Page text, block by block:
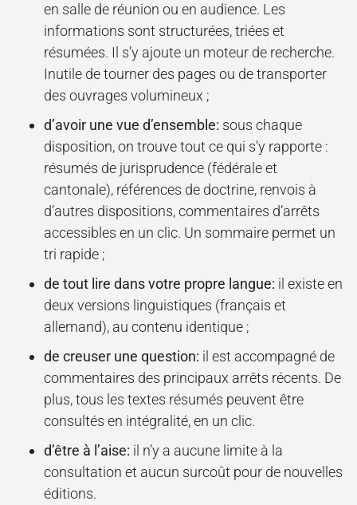
en salle de réunion ou en audience. Les
informations sont structurées, triées et
résumées. Il s’y ajoute un moteur de recherche.
Inutile de tourner des pages ou de transporter
des ouvrages volumineux ;
d’avoir une vue d’ensemble: sous chaque
disposition, on trouve tout ce qui s’y rapporte :
résumés de jurisprudence (fédérale et
cantonale), références de doctrine, renvois à
d’autres dispositions, commentaires d’arrêts
accessibles en un clic. Un sommaire permet un
tri rapide ;
de tout lire dans votre propre langue: il existe en
deux versions linguistiques (français et
allemand), au contenu identique ;
de creuser une question: il est accompagné de
commentaires des principaux arrêts récents. De
plus, tous les textes résumés peuvent être
consultés en intégralité, en un clic.
d’être à l’aise: il n’y a aucune limite à la
consultation et aucun surcoût pour de nouvelles
éditions.